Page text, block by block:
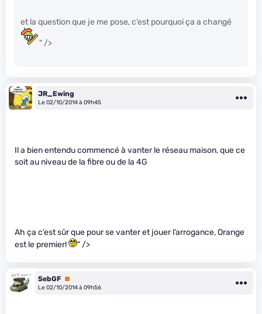
et la question que je me pose, c’est pourquoi ça a changé
" />
JR_Ewing
Le 02/10/2014 à 09h45
Il a bien entendu commencé à vanter le réseau maison, que ce
soit au niveau de la fibre ou de la 4G
Ah ça c’est sûr que pour se vanter et jouer l’arrogance, Orange
est le premier!
" />
SebGF Premium
Le 02/10/2014 à 09h56